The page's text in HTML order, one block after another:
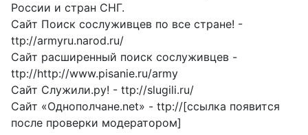
России и стран СНГ.
Сайт Поиск сослуживцев по все стране! -
ttp://armyru.narod.ru/
Сайт расширенный поиск сослуживцев -
ttp://http://www.pisanie.ru/army
Сайт Служили.ру! - ttp://slugili.ru/
Сайт «Однополчане.net» - ttp://[ссылка появится
после проверки модератором]